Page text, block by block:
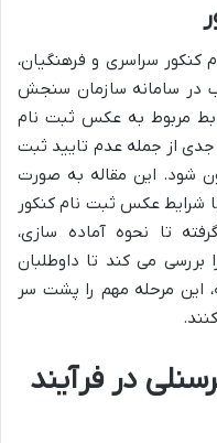
کنکور سراسری و فرهنگیان،
در سامانه سازمان سنجش
مربوط به عکس ثبت نام
جدی از جمله عدم تایید ثبت
شود. این مقاله به صورت
شرایط عکس ثبت نام کنکور
تا نحوه آماده سازی،
بررسی می کند تا داوطلبان
این مرحله مهم را پشت سر
در فرآیند